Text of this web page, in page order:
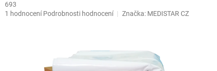
693
Průměrné
1 hodnocení Podrobnosti hodnocení Značka: MEDISTAR CZ